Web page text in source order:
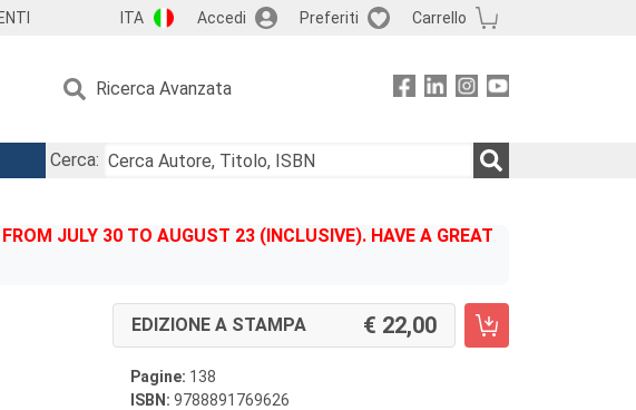
ITA Accedi Preferiti Carrello
Ricerca Avanzata
Cerca:
JULY 30 TO AUGUST 23 (INCLUSIVE). HAVE A GREAT
EDIZIONE A STAMPA 22,00
Pagine: 138
ISBN: 9788891769626